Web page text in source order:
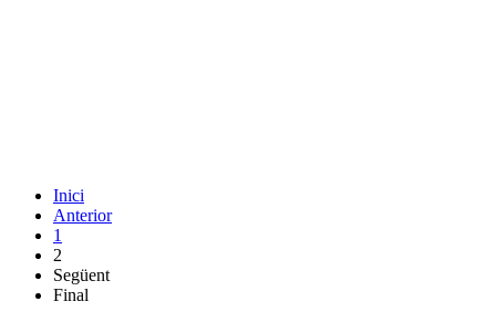
Inici
Anterior
1
2
Següent
Final